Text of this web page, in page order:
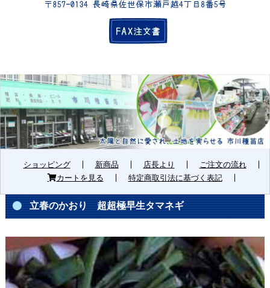
ホーム
ら
お勧め商品 お知らせ 店舗概要
ショッピング 新商品 店長より
ご注文の流れ
カートを見る
特定商取引法に基づく表記
立春のかおり 超超極早生タマネギ